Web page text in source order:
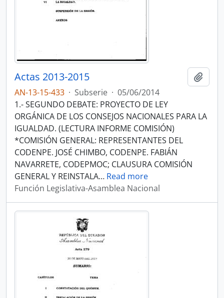
Actas 2013-2015
AN-13-15-433 · Subserie · 05/06/2014
1.- SEGUNDO DEBATE: PROYECTO DE LEY
ORGÁNICA DE LOS CONSEJOS NACIONALES PARA LA
IGUALDAD. (LECTURA INFORME COMISIÓN)
*COMISIÓN GENERAL: REPRESENTANTES DEL
CODENPE. JOSÉ CHIMBO, CODENPE. FABIÁN
NAVARRETE, CODEPMOC; CLAUSURA COMISIÓN
GENERAL Y REINSTALA… Read more
Función Legislativa-Asamblea Nacional